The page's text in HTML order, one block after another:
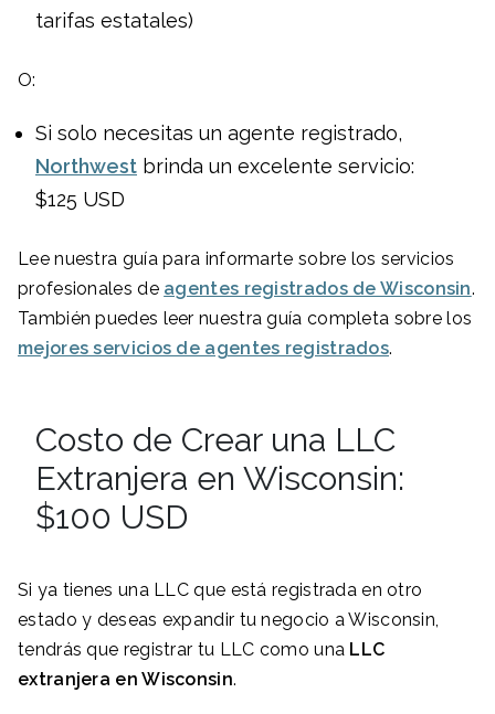
tarifas estatales)
O:
Si solo necesitas un agente registrado,
Northwest brinda un excelente servicio:
$125 USD
Lee nuestra guía para informarte sobre los servicios
profesionales de agentes registrados de Wisconsin.
También puedes leer nuestra guía completa sobre los
mejores servicios de agentes registrados.
Costo de Crear una LLC
Extranjera en Wisconsin:
$100 USD
Si ya tienes una LLC que está registrada en otro
estado y deseas expandir tu negocio a Wisconsin,
tendrás que registrar tu LLC como una LLC
extranjera enWisconsin.